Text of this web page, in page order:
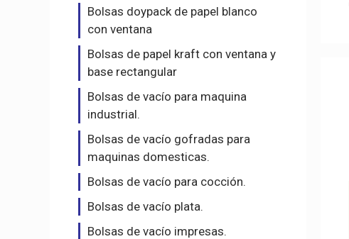
Bolsas doypack de papel blanco
con ventana
Bolsas de papel kraft con ventana y
base rectangular
Bolsas de vacío para maquina
industrial.
Bolsas de vacío gofradas para
maquinas domesticas.
Bolsas de vacío para cocción.
Bolsas de vacío plata.
Bolsas de vacío impresas.